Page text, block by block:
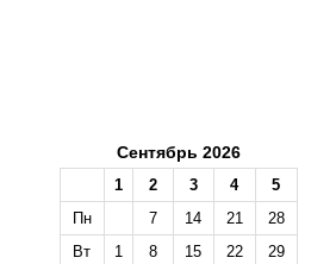
Сентябрь 2026
1 2 3 4
5
Пн
7 14 21
28
Вт
1 8 15 22
29